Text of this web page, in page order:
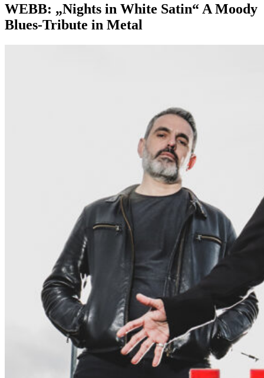
WEBB: „Nights in White Satin“ A Moody
Blues-Tribute in Metal